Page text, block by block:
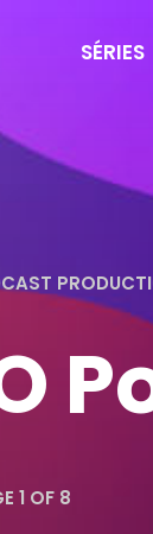
SÉRIES
1 OF 8